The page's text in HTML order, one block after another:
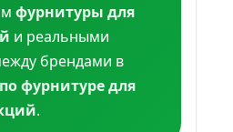
фурнитуры для
и реальными
брендами в
фурнитуре для
.